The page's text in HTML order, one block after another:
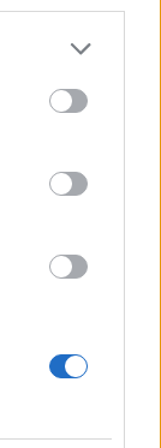
Google
may click to
tags to
Google